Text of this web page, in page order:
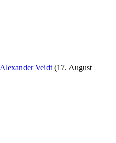
Alexander Veidt (17. August